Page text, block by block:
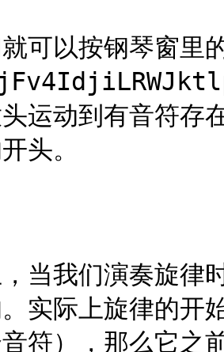
就可以按钢琴窗
运动到有音符存
头。
当我们演奏旋律
实际上旋律的
符），那么它之